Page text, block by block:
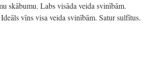
skābumu. Labs visāda veida svinībām.
vīns visa veida svinībām. Satur sulfītus.